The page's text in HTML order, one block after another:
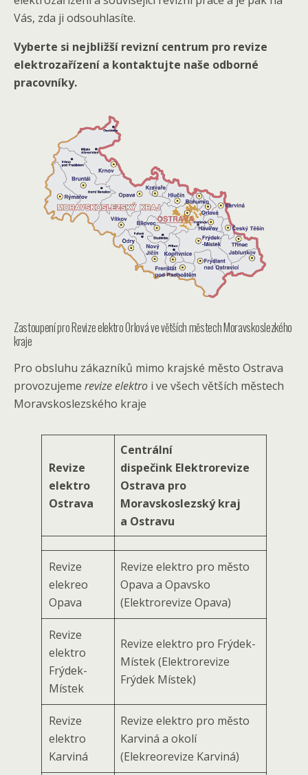
Vás, zda ji odsouhlasíte.
Vyberte si nejbližší revizní centrum pro revize
elektrozařízení a kontaktujte naše odborné
pracovníky.
Zastoupení pro Revize elektro Orlová ve větších městech Moravskoslezkého
kraje
Pro obsluhu zákazníků mimo krajské město Ostrava
provozujeme revize elektro i ve všech větších městech
Moravskoslezského kraje
Revize
elektro
Ostrava
Centrální
dispečink Elektrorevize
Ostrava pro
Moravskoslezský kraj
a Ostravu
Revize
elekreo
Opava
Revize elektro pro město
Opava a Opavsko
(Elektrorevize Opava)
Revize
elektro
Frýdek-
Místek
Revize elektro pro Frýdek-
Místek (Elektrorevize
Frýdek Místek)
Revize
elektro
Karviná
Revize elektro pro město
Karviná a okolí
(Elekreorevize Karviná)